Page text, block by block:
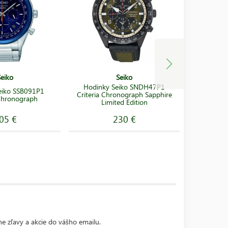
SSB091P1
€
Seiko
Hodinky Seiko SNDH47P1
Criteria Chronograph Sapphire
Limited Edition
230 €
zľavy a akcie do vášho emailu.